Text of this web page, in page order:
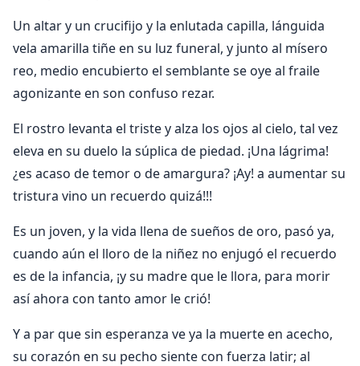
Un altar y un crucifijo y la enlutada capilla, lánguida
vela amarilla tiñe en su luz funeral, y junto al mísero
reo, medio encubierto el semblante se oye al fraile
agonizante en son confuso rezar.
El rostro levanta el triste y alza los ojos al cielo, tal vez
eleva en su duelo la súplica de piedad. ¡Una lágrima!
¿es acaso de temor o de amargura? ¡Ay! a aumentar su
tristura vino un recuerdo quizá!!!
Es un joven, y la vida llena de sueños de oro, pasó ya,
cuando aún el lloro de la niñez no enjugó el recuerdo
es de la infancia, ¡y su madre que le llora, para morir
así ahora con tanto amor le crió!
Y a par que sin esperanza ve ya la muerte en acecho,
su corazón en su pecho siente con fuerza latir; al